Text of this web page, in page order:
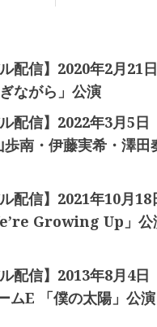
配信】2020年2月21日
ながら」公演
配信】2022年3月5日
南・伊藤実希・澤田
配信】2021年10月18
Growing Up」公
配信】2013年8月4日
ムE 「僕の太陽」公演